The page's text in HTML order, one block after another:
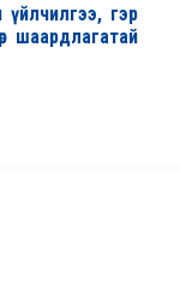
үйлчилгээ, гэр
шаардлагатай